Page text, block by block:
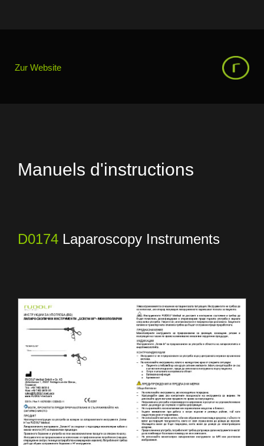
Zur Website
Manuels d'instructions
D0174 Laparoscopy Instruments